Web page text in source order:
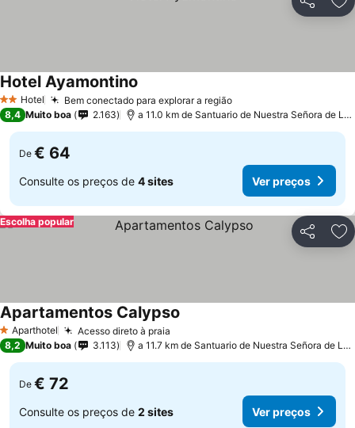
Partilhar
2 Estrelas
Hotel Bem conectado para explorar a regiãoVer preços
Hotel Ayamontino
8,4 Muito boa 2.163 a 11.0 km de Santuario de Nuestra Señora de La
De € 64
Consulte os preços de 4 sites Ver preços
Partilhar
Escolha popular
1 Estrelas
Aparthotel Acesso direto à praia
Apartamentos Calypso
8,2 Muito boa 3.113 a 11.7 km de Santuario de Nuestra Señora de La
De € 72
Consulte os preços de 2 sites Ver preços